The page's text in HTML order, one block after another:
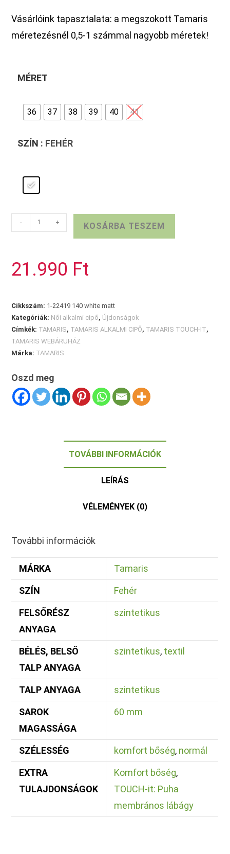
Vásárlóink tapasztalata: a megszokott Tamaris
méretezésnél 0,5-1 számmal nagyobb méretek!
MÉRET
36 37 38 39 40 41
SZÍN : FEHÉR
TAMARIS
mennyiség
- + KOSÁRBA TESZEM
21.990 Ft
Cikkszám: 1-22419 140 white matt
Kategóriák: Női alkalmi cipő, Újdonságok
Címkék: TAMARIS, TAMARIS ALKALMI CIPŐ, TAMARIS TOUCH-IT,
TAMARIS WEBÁRUHÁZ
Márka: TAMARIS
Oszd meg
TOVÁBBI INFORMÁCIÓK
LEÍRÁS
VÉLEMÉNYEK (0)
További információk
MÁRKA Tamaris
SZÍN Fehér
FELSŐRÉSZ
ANYAGA
szintetikus
BÉLÉS, BELSŐ
TALP ANYAGA
szintetikus, textil
TALP ANYAGA szintetikus
SAROK
MAGASSÁGA
60 mm
SZÉLESSÉG komfort bőség, normál
EXTRA
TULAJDONSÁGOK
Komfort bőség,
TOUCH-it: Puha
membrános lábágy